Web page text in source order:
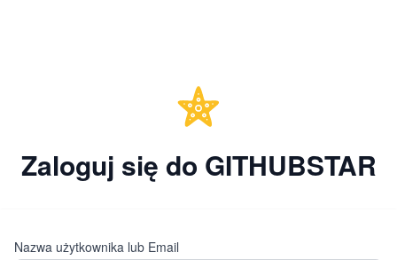
Zaloguj się do GITHUBSTAR
Nazwa użytkownika lub Email